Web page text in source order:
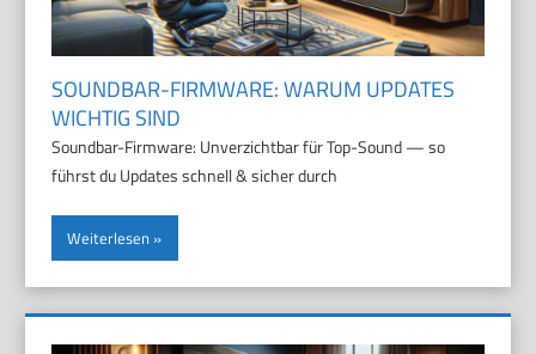
SOUNDBAR-FIRMWARE: WARUM UPDATES
WICHTIG SIND
Soundbar-Firmware: Unverzichtbar für Top-Sound — so
führst du Updates schnell & sicher durch
Weiterlesen